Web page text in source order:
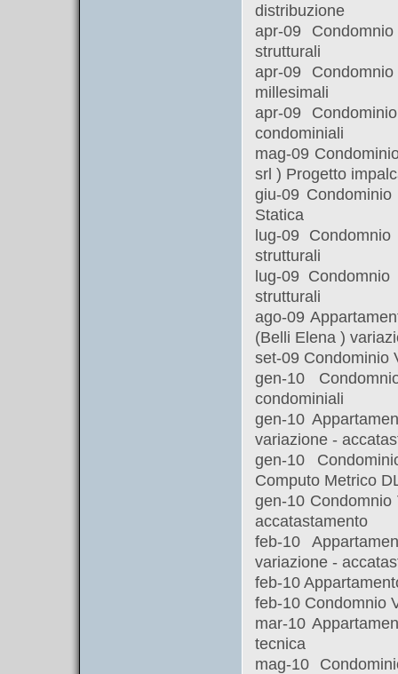
distribuzione
apr-09
strutturali
apr-09
millesimali
apr-09
condominiali
mag-09
srl ) Progetto
giu-09
Statica
lug-09
strutturali
lug-09
strutturali
ago-09
(Belli Elena )
set-09 Condominio
gen-10
condominiali
gen-10
variazione -
gen-10
Computo Metrico
gen-10
accatastamento
feb-10
variazione -
feb-10
feb-10 Condomnio
mar-10
tecnica
mag-10